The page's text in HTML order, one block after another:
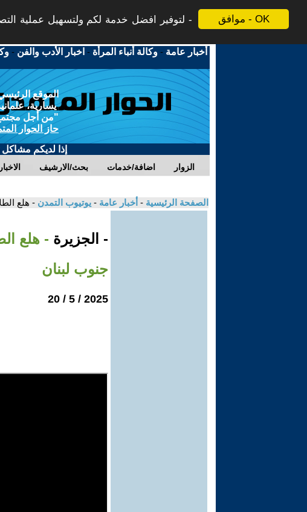
موافق - OK
لتوفير افضل خدمة لكم ولتسهيل عملية
أخبار عامة -وكالة أنباء المرأة - اخبار الأدب والفن -
الموقع
يسارية،
"من أجل مجتمع
حاز الحوار
إذا لديكم مشاكل
الاخبار بحث/الارشيف اضافة/خدمات الزوار
الصفحة الرئيسية - أخبار عامة - يوتيوب التمدن - هلع
- الجزيرة - هلع
جنوب لبنان
2025 / 5 / 20